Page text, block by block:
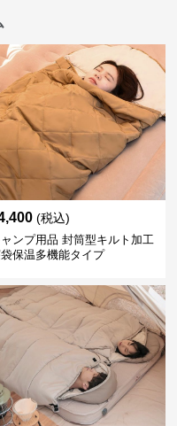
(税込)
ンプ用品 封筒型キルト加工
保温多機能タイプ